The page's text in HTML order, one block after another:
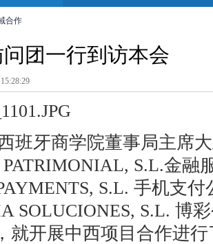
合作
团一行到访本会
班牙商学院董事局主席
PATRIMONIAL, S.L.金融
S.L. 手机支
SOLUCIONES, S.L. 博
就开展中西项目合作进